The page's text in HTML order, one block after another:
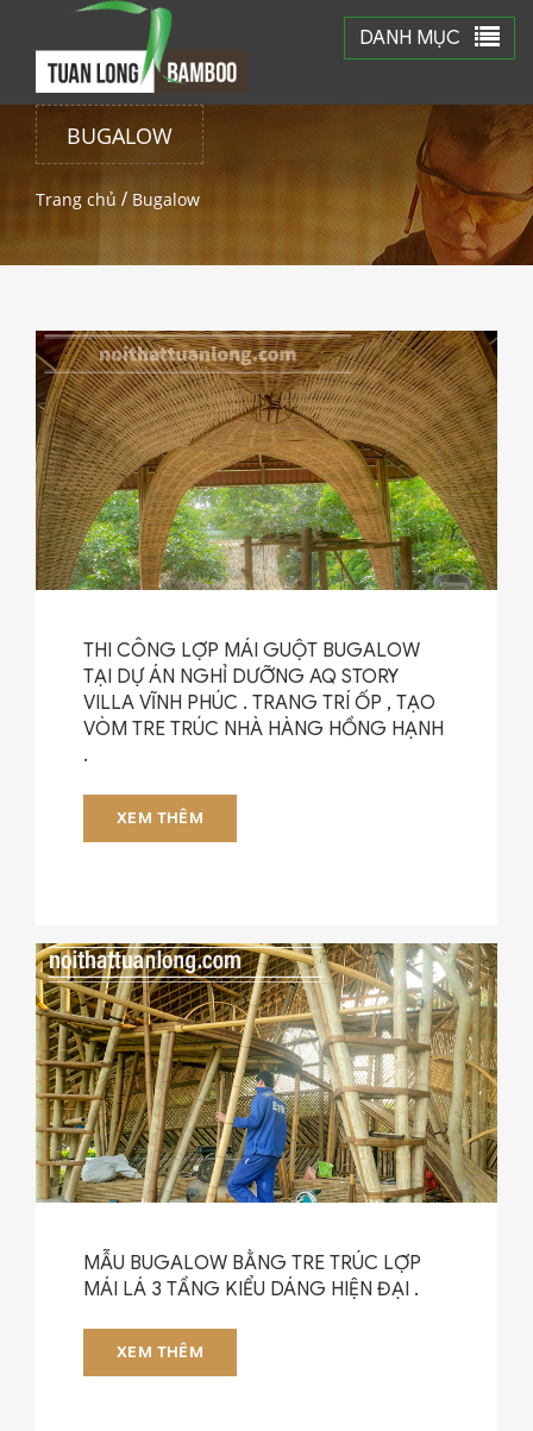
DANH MỤC
BUGALOW
Trang chủ / Bugalow
THI CÔNG LỢP MÁI GUỘT BUGALOW
TẠI DỰ ÁN NGHỈ DƯỠNG AQ STORY
VILLA VĨNH PHÚC . TRANG TRÍ ỐP , TẠO
VÒM TRE TRÚC NHÀ HÀNG HỒNG HẠNH
.
XEM THÊM
MẪU BUGALOW BẰNG TRE TRÚC LỢP
MÁI LÁ 3 TẦNG KIỂU DÁNG HIỆN ĐẠI .
XEM THÊM